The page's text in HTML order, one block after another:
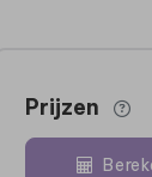
Prijzen